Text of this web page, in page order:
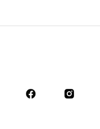
Doplňky